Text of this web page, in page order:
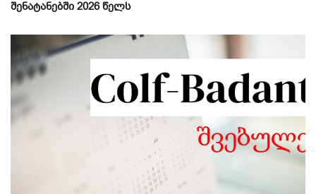
შენატანებში 2026 წელს